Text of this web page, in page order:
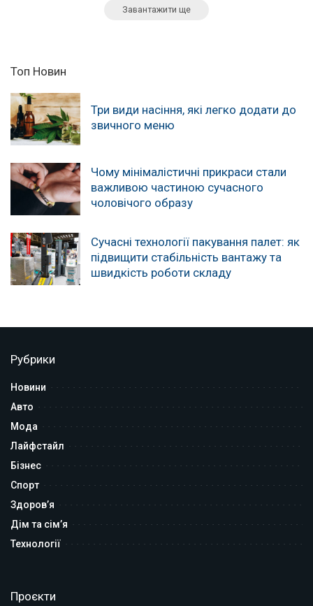
Завантажити ще
Топ Новин
Три види насіння, які легко додати до
звичного меню
Чому мінімалістичні прикраси стали
важливою частиною сучасного
чоловічого образу
Сучасні технології пакування палет: як
підвищити стабільність вантажу та
швидкість роботи складу
Рубрики
Новини
Авто
Мода
Лайфстайл
Бізнес
Спорт
Здоров’я
Дім та сім’я
Технології
Проєкти